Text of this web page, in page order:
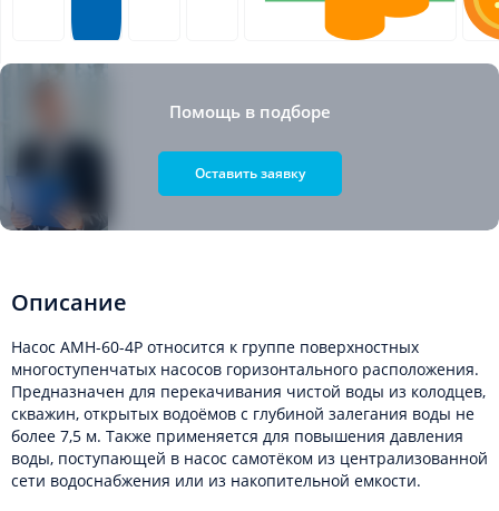
Помощь в подборе
Оставить заявку
Описание
Насос AMH-60-4P относится к группе поверхностных
многоступенчатых насосов горизонтального расположения.
Предназначен для перекачивания чистой воды из колодцев,
скважин, открытых водоёмов с глубиной залегания воды не
более 7,5 м. Также применяется для повышения давления
воды, поступающей в насос самотёком из централизованной
сети водоснабжения или из накопительной емкости.